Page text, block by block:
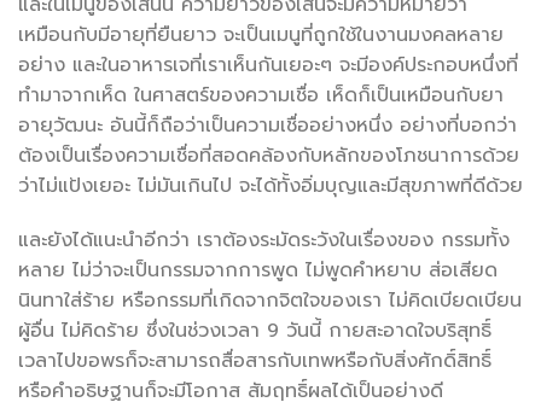
เหมือนกับมีอายุที่ยืนยาว จะเป็นเมนูที่ถูกใช้ในงานมงคลหลาย
อย่าง และในอาหารเจที่เราเห็นกันเยอะๆ จะมีองค์ประกอบหนึ่งที่
ทำมาจากเห็ด ในศาสตร์ของความเชื่อ เห็ดก็เป็นเหมือนกับยา
อายุวัฒนะ อันนี้ก็ถือว่าเป็นความเชื่ออย่างหนึ่ง อย่างที่บอกว่า
ต้องเป็นเรื่องความเชื่อที่สอดคล้องกับหลักของโภชนาการด้วย
ว่าไม่แป้งเยอะ ไม่มันเกินไป จะได้ทั้งอิ่มบุญและมีสุขภาพที่ดีด้วย
และยังได้แนะนำอีกว่า เราต้องระมัดระวังในเรื่องของ กรรมทั้ง
หลาย ไม่ว่าจะเป็นกรรมจากการพูด ไม่พูดคำหยาบ ส่อเสียด
นินทาใส่ร้าย หรือกรรมที่เกิดจากจิตใจของเรา ไม่คิดเบียดเบียน
ผู้อื่น ไม่คิดร้าย ซึ่งในช่วงเวลา 9 วันนี้ กายสะอาดใจบริสุทธิ์
เวลาไปขอพรก็จะสามารถสื่อสารกับเทพหรือกับสิ่งศักดิ์สิทธิ์
หรือคำอธิษฐานก็จะมีโอกาส สัมฤทธิ์ผลได้เป็นอย่างดี